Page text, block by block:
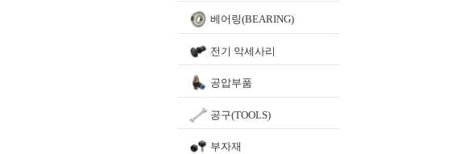
베어링(BEARING)
전기 악세사리
공압부품
공구(TOOLS)
부자재